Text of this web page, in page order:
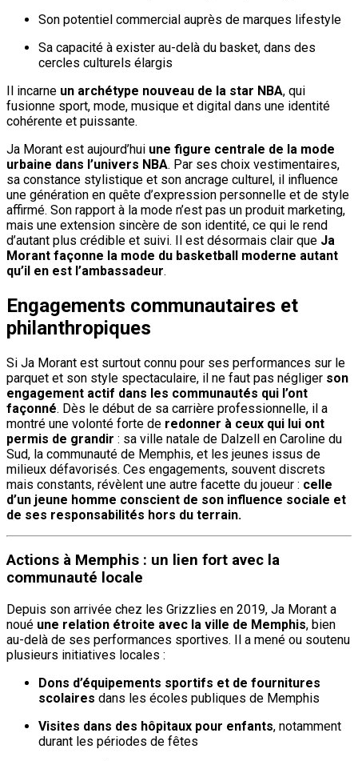
Son potentiel commercial auprès de marques lifestyle
Sa capacité à exister au-delà du basket, dans des
cercles culturels élargis
Il incarne un archétype nouveau de la star NBA, qui
fusionne sport, mode, musique et digital dans une identité
cohérente et puissante.
Ja Morant est aujourd’hui une figure centrale de la mode
urbaine dans l’univers NBA. Par ses choix vestimentaires,
sa constance stylistique et son ancrage culturel, il influence
une génération en quête d’expression personnelle et de style
affirmé. Son rapport à la mode n’est pas un produit marketing,
mais une extension sincère de son identité, ce qui le rend
d’autant plus crédible et suivi. Il est désormais clair que Ja
Morant façonne la mode du basketball moderne autant
qu’il en est l’ambassadeur.
Engagements communautaires et
philanthropiques
Si Ja Morant est surtout connu pour ses performances sur le
parquet et son style spectaculaire, il ne faut pas négliger son
engagement actif dans les communautés qui l’ont
façonné. Dès le début de sa carrière professionnelle, il a
montré une volonté forte de redonner à ceux qui lui ont
permis de grandir : sa ville natale de Dalzell en Caroline du
Sud, la communauté de Memphis, et les jeunes issus de
milieux défavorisés. Ces engagements, souvent discrets
mais constants, révèlent une autre facette du joueur : celle
d’un jeune homme conscient de son influence sociale et
de ses responsabilités hors du terrain.
Actions à Memphis : un lien fort avec la
communauté locale
Depuis son arrivée chez les Grizzlies en 2019, Ja Morant a
noué une relation étroite avec la ville de Memphis, bien
au-delà de ses performances sportives. Il a mené ou soutenu
plusieurs initiatives locales :
Dons d’équipements sportifs et de fournitures
scolaires dans les écoles publiques de Memphis
Visites dans des hôpitaux pour enfants, notamment
durant les périodes de fêtes